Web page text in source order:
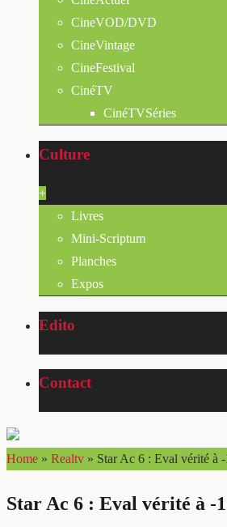
CineVOD/DVD
CineVintage
CineFestival
CinéTV
CinéTVSéries
Culture
+
Livres
Mini-Scriptum
Planches
Expos
Edito
Contact
Home » Realtv » Star Ac 6 : Eval vérité à
Star Ac 6 : Eval vérité à -